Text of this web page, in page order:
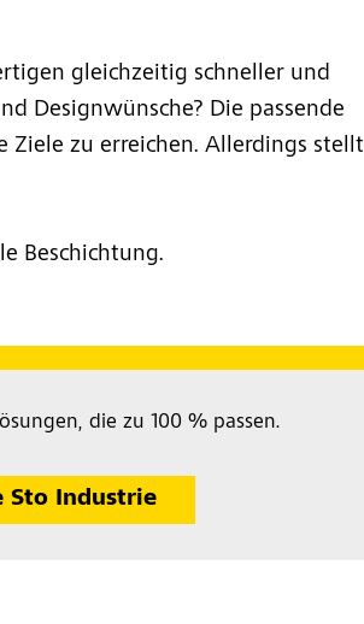
gleichzeitig schneller und
Designwünsche? Die passende
Ziele zu erreichen. Allerdings stellt
Beschichtung.
die zu 100 % passen.
Sto Industrie